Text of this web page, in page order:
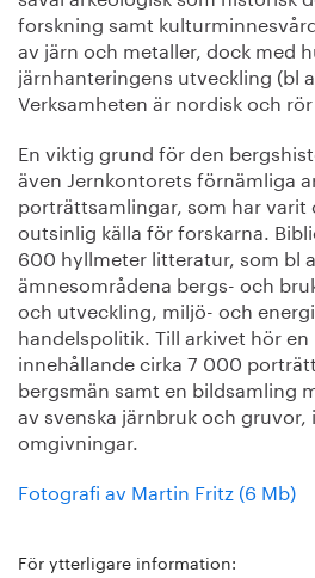
forskning samt
av järn och metaller, dock med
järnhanteringens utveckling (bl
Verksamheten är nordisk och
En viktig grund för den
även Jernkontorets förnämliga
porträttsamlingar, som har
outsinlig källa för forskarna.
600 hyllmeter litteratur, som bl
ämnesområdena bergs- och
och utveckling, miljö- och
handelspolitik. Till arkivet hör
innehållande cirka 7 000
bergsmän samt en bildsamling
av svenska järnbruk och gruvor,
omgivningar.
Fotografi av Martin Fritz (6 Mb)
För ytterligare information: